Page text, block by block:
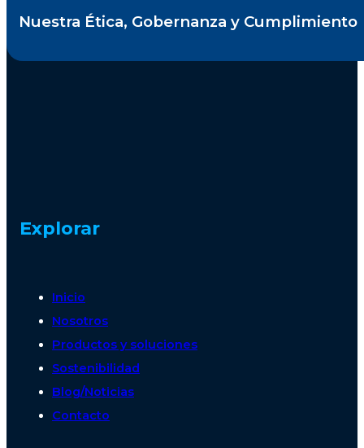
Nuestra Ética, Gobernanza y Cumplimiento
Explorar
Inicio
Nosotros
Productos y soluciones
Sostenibilidad
Blog/Noticias
Contacto